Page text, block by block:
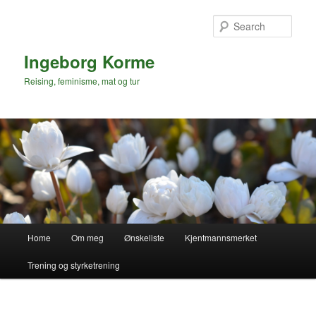
Ingeborg Korme
Reising, feminisme, mat og tur
Home Om meg Ønskeliste Kjentmannsmerket
Trening og styrketrening